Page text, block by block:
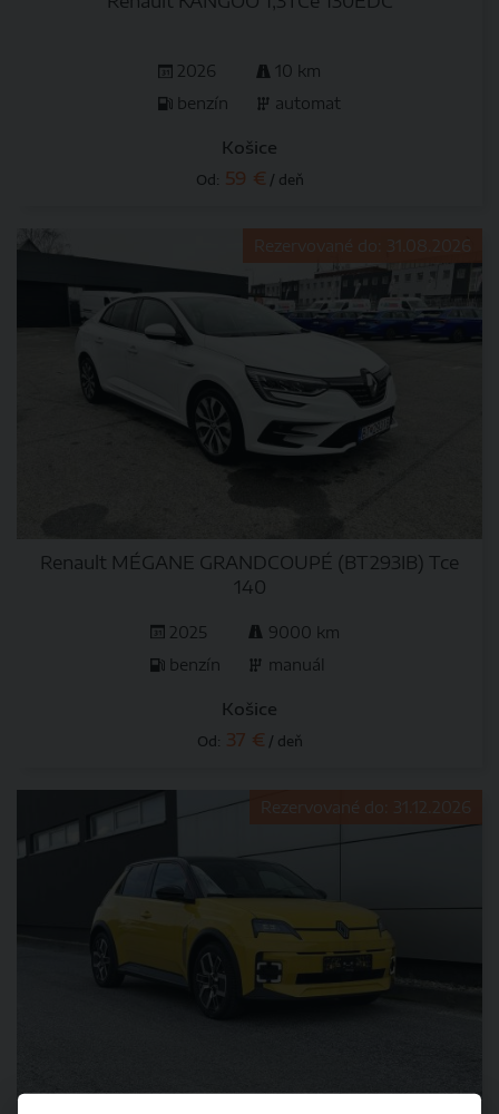
2026
10 km
benzín
automat
Košice
Od: 59 € / deň
Rezervované do: 31.08.2026
Renault MÉGANE GRANDCOUPÉ (BT293IB) Tce
140
2025
9000 km
benzín
manuál
Košice
Od: 37 € / deň
Rezervované do: 31.12.2026